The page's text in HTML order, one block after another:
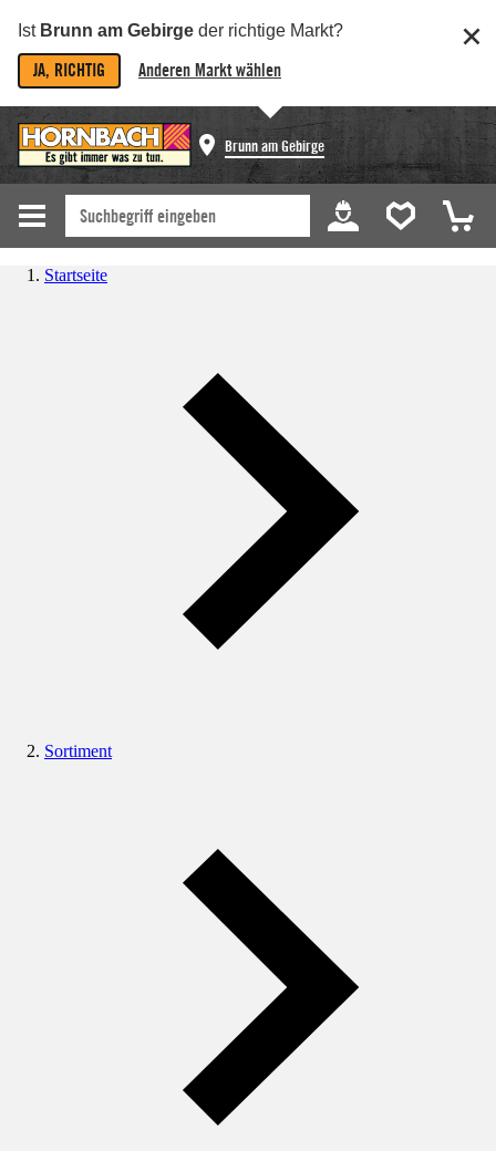
Ist Brunn am Gebirge der richtige Markt?
JA, RICHTIG Anderen Markt wählen
Brunn am Gebirge
Startseite
Sortiment